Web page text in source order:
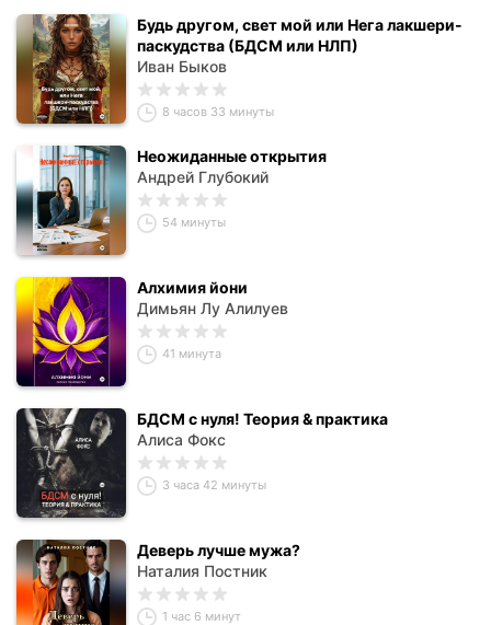
Будь другом, свет мой или Нега лакшери-
паскудства (БДСМ или НЛП)
Иван Быков
8 часов 33 минуты
Неожиданные открытия
Андрей Глубокий
54 минуты
Алхимия йони
Димьян Лу Алилуев
41 минута
БДСМ с нуля! Теория & практика
Алиса Фокс
3 часа 42 минуты
Деверь лучше мужа?
Наталия Постник
1 час 6 минут